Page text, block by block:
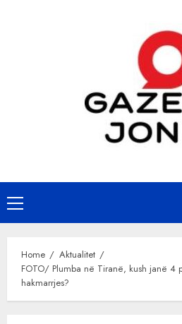
Primary
Menu
Home
Aktualitet
FOTO/ Plumba në Tiranë, kush janë 4
hakmarrjes?